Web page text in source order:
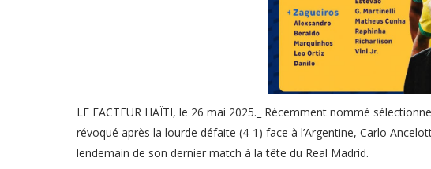
LE FACTEUR HAÏTI, le 26 mai 2025._ Récemment nommé
révoqué après la lourde défaite (4-1) face à l’Argentine, Carlo
lendemain de son dernier match à la tête du Real Madrid.